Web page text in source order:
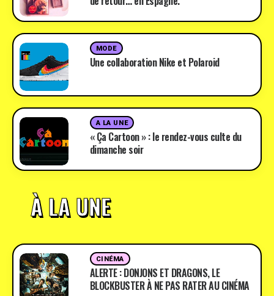
MODE
Une collaboration Nike et Polaroid
A LA UNE
« Ça Cartoon » : le rendez-vous culte du
dimanche soir
À LA UNE
CINÉMA
ALERTE : DONJONS ET DRAGONS, LE
BLOCKBUSTER À NE PAS RATER AU CINÉMA